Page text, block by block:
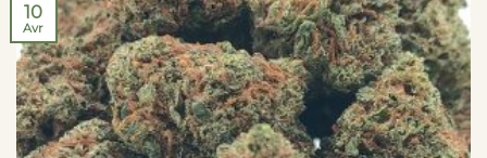
10
Avr